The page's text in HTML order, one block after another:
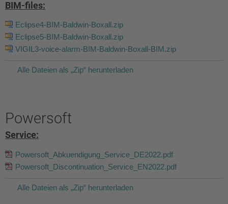
BIM-files:
Eclipse4-BIM-Baldwin-Boxall.zip
Eclipse5-BIM-Baldwin-Boxall.zip
VIGIL3-voice-alarm-BIM-Baldwin-Boxall-BIM.zip
Alle Dateien als „Zip“ herunterladen
Powersoft
Service:
Powersoft_Abkuendigung_Service_DE2022.pdf
Powersoft_Discontinuation_Service_EN2022.pdf
Alle Dateien als „Zip“ herunterladen